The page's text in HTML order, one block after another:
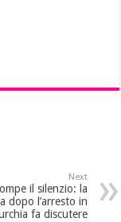
Next
il silenzio: la
dopo l’arresto in
fa discutere